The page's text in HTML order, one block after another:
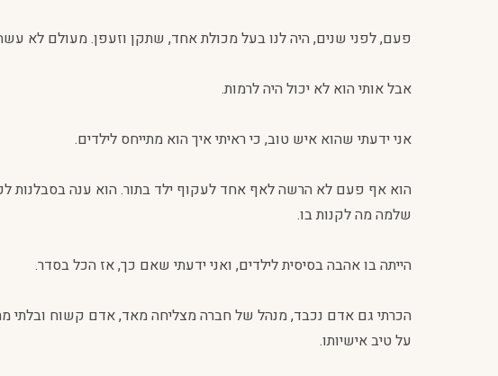
פעם, לפני שנים, היה לנו בעל מכולת אחד, שתקן וזעפן. מעולם לא
אבל אותי הוא לא יכול היה לרמות.
אני ידעתי שהוא איש טוב, כי ראיתי איך הוא מתייחס לילדים.
הוא אף פעם לא הרשה לאף אחד לעקוף ילד בתור. הוא ענה
שלמה מה לקנות בו.
הייתה בו אהבה בסיסית לילדים, ואני ידעתי שאם כך, אז הכל בסדר.
הכרתי גם אדם נכבד, מנהל של חברה מצליחה מאד, אדם קשוח
על טיב אישיותו.